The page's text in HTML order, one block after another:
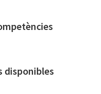
disponibles